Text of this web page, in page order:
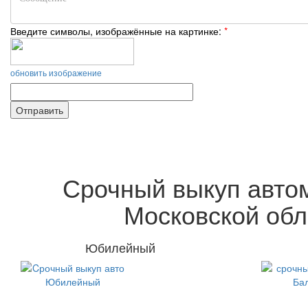
Введите символы, изображённые на картинке: *
обновить изображение
Срочный выкуп
Московской
Юбилейный